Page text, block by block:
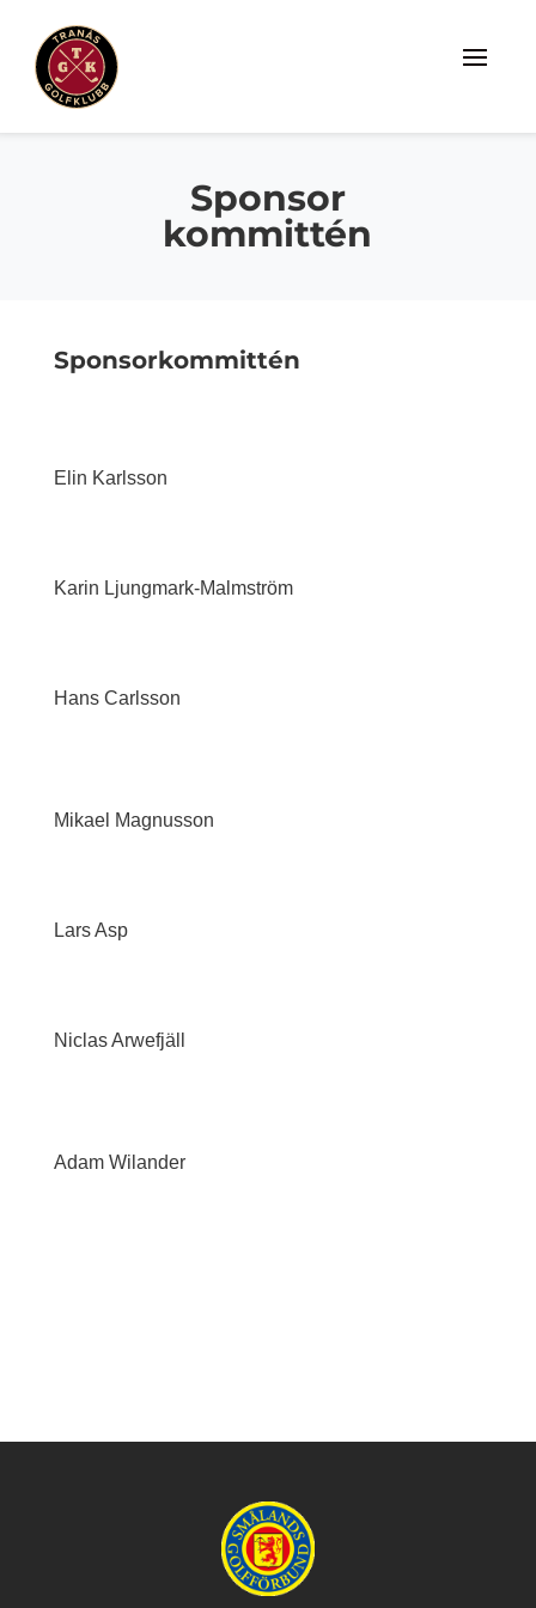
Sponsor
kommittén
Sponsorkommittén
Elin Karlsson
Karin Ljungmark-Malmström
Hans Carlsson
Mikael Magnusson
Lars Asp
Niclas Arwefjäll
Adam Wilander